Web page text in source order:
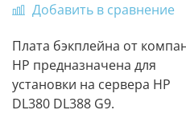
Добавить в сравнение
Плата бэкплейна от
HP предназначена для
установки на сервера HP
DL380 DL388 G9.